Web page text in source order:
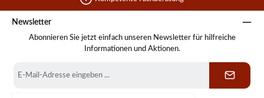
Newsletter
Abonnieren Sie jetzt einfach unseren Newsletter für hilfreiche
Informationen und Aktionen.
Mail-